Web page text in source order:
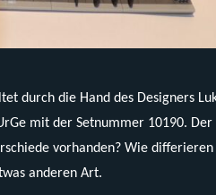
durch die Hand des Designers
mit der Setnummer 10190. Der
vorhanden? Wie
anderen Art.